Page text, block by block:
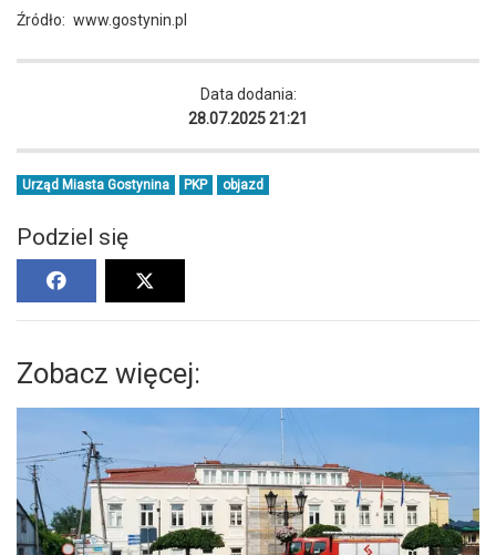
Źródło: www.gostynin.pl
Data dodania:
28.07.2025 21:21
Urząd Miasta Gostynina PKP objazd
Podziel się
Zobacz więcej: